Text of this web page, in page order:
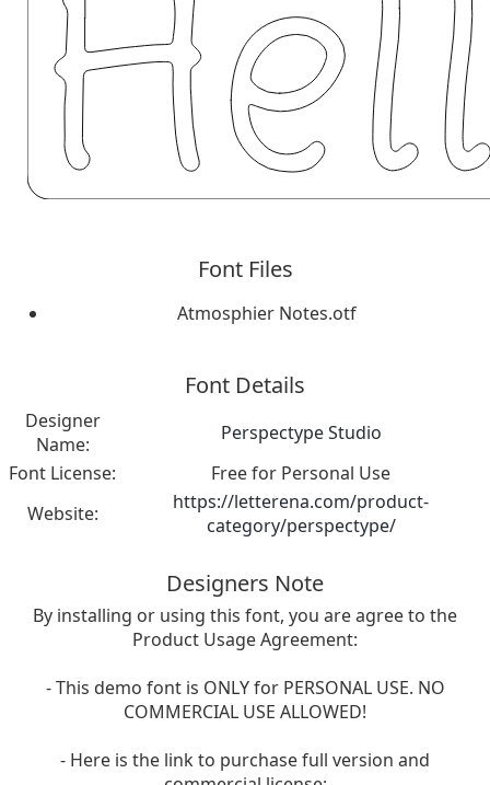
Font Files
Atmosphier Notes.otf
Font Details
Designer
Name:
Perspectype Studio
Font License:
Free for Personal Use
Website:
https://letterena.com/product-
category/perspectype/
Designers Note
By installing or using this font, you are agree to the
Product Usage Agreement:
- This demo font is ONLY for PERSONAL USE. NO
COMMERCIAL USE ALLOWED!
- Here is the link to purchase full version and